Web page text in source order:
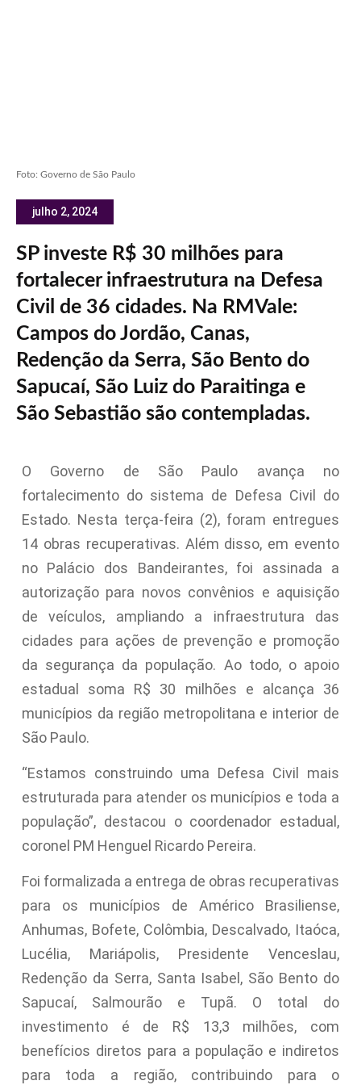
Foto: Governo de São Paulo
julho 2, 2024
SP investe R$ 30 milhões para
fortalecer infraestrutura na Defesa
Civil de 36 cidades. Na RMVale:
Campos do Jordão, Canas,
Redenção da Serra, São Bento do
Sapucaí, São Luiz do Paraitinga e
São Sebastião são contempladas.
O Governo de São Paulo avança no
fortalecimento do sistema de Defesa Civil do
Estado. Nesta terça-feira (2), foram entregues
14 obras recuperativas. Além disso, em evento
no Palácio dos Bandeirantes, foi assinada a
autorização para novos convênios e aquisição
de veículos, ampliando a infraestrutura das
cidades para ações de prevenção e promoção
da segurança da população. Ao todo, o apoio
estadual soma R$ 30 milhões e alcança 36
municípios da região metropolitana e interior de
São Paulo.
“Estamos construindo uma Defesa Civil mais
estruturada para atender os municípios e toda a
população”, destacou o coordenador estadual,
coronel PM Henguel Ricardo Pereira.
Foi formalizada a entrega de obras recuperativas
para os municípios de Américo Brasiliense,
Anhumas, Bofete, Colômbia, Descalvado, Itaóca,
Lucélia, Mariápolis, Presidente Venceslau,
Redenção da Serra, Santa Isabel, São Bento do
Sapucaí, Salmourão e Tupã. O total do
investimento é de R$ 13,3 milhões, com
benefícios diretos para a população e indiretos
para toda a região, contribuindo para o